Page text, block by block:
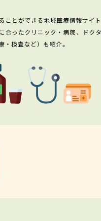
とができる地域医療情報サイト
ったクリニック・病院、ドクタ
検査など）も紹介。